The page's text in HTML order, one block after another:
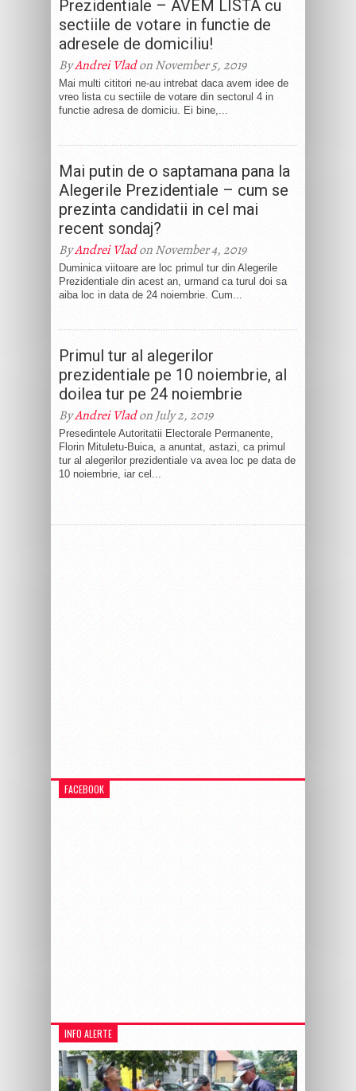
Prezidentiale – AVEM LISTA cu
sectiile de votare in functie de
adresele de domiciliu!
ByAndrei Vladon November 5, 2019
Mai multi cititori ne-au intrebat daca avem idee de
vreo lista cu sectiile de votare din sectorul 4 in
functie adresa de domiciu. Ei bine,...
Mai putin de o saptamana pana la
Alegerile Prezidentiale – cum se
prezinta candidatii in cel mai
recent sondaj?
ByAndrei Vladon November 4, 2019
Duminica viitoare are loc primul tur din Alegerile
Prezidentiale din acest an, urmand ca turul doi sa
aiba loc in data de 24 noiembrie. Cum...
Primul tur al alegerilor
prezidentiale pe 10 noiembrie, al
doilea tur pe 24 noiembrie
ByAndrei Vladon July 2, 2019
Presedintele Autoritatii Electorale Permanente,
Florin Mituletu-Buica, a anuntat, astazi, ca primul
tur al alegerilor prezidentiale va avea loc pe data de
10 noiembrie, iar cel...
FACEBOOK
INFO ALERTE